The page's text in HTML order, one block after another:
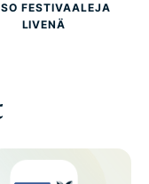
FESTIVAALEJA
LIVENÄ